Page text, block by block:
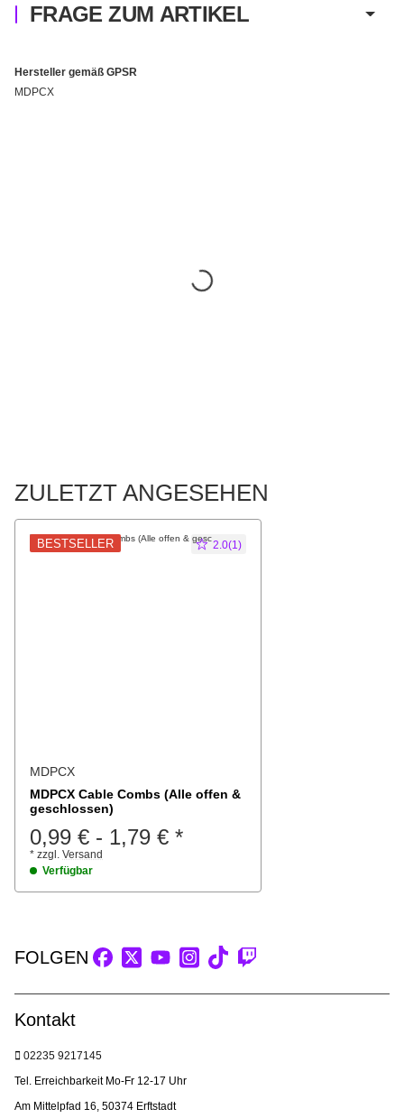
FRAGE ZUM ARTIKEL
Hersteller gemäß GPSR
MDPCX
ZULETZT ANGESEHEN
BESTSELLER 2.0(1)
MDPCX
MDPCX Cable Combs (Alle offen &
geschlossen)
0,99 € - 1,79 € *
* zzgl. Versand
Verfügbar
FOLGEN
Kontakt
02235 9217145
Tel. Erreichbarkeit Mo-Fr 12-17 Uhr
Am Mittelpfad 16, 50374 Erftstadt